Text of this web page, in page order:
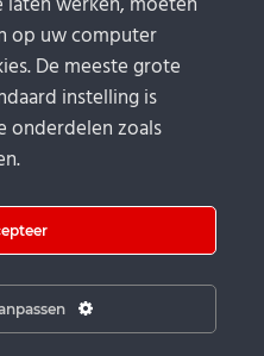
op uw computer
De meeste grote
instelling is
onderdelen zoals